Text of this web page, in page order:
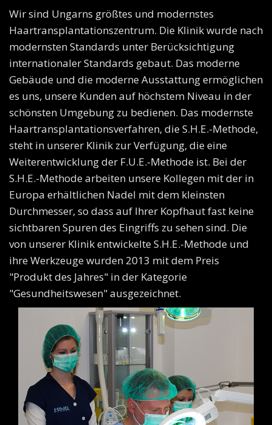
Wir sind Ungarns größtes und modernstes
Haartransplantationszentrum. Die Klinik wurde nach
modernsten Standards unter Berücksichtigung
internationaler Standards gebaut. Das moderne
Gebäude und die moderne Ausstattung ermöglichen
es uns, unsere Kunden auf höchstem Niveau in der
schönsten Umgebung zu bedienen. Das modernste
Haartransplantationsverfahren, die S.H.E.-Methode,
steht in unserer Klinik zur Verfügung, die eine
Weiterentwicklung der F.U.E.-Methode ist. Bei der
S.H.E.-Methode arbeiten unsere Kollegen mit der in
Europa erhältlichen Nadel mit dem kleinsten
Durchmesser, so dass auf Ihrer Kopfhaut fast keine
sichtbaren Spuren des Eingriffs zu sehen sind. Die
von unserer Klinik entwickelte S.H.E.-Methode und
ihre Werkzeuge wurden 2013 mit dem Preis
"Produkt des Jahres" in der Kategorie
"Gesundheitswesen" ausgezeichnet.